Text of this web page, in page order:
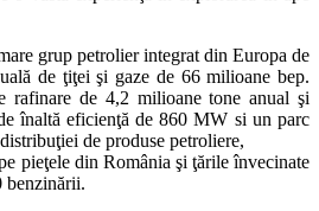
grup petrolier integrat din Europa de
de ţiţei şi gaze de 66 milioane bep.
rafinare de 4,2 milioane tone anual şi
înaltă eficienţă de 860 MW si un parc
de produse petroliere,
pieţele din România şi ţările învecinate
benzinării.